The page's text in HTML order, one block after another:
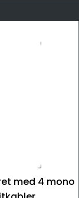
med 4 mono